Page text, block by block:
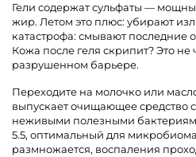
Гели содержат сульфаты —
жир. Летом это плюс: убирают
катастрофа: смывают последние
Кожа после геля скрипит? Это не
разрушенном барьере.
Переходите на молочко или
выпускает очищающее средство
неживыми полезными
5.5, оптимальный для
размножается, воспаления